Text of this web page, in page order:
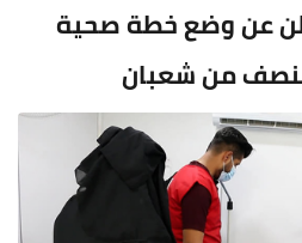
عن وضع خطة صحية
من شعبان